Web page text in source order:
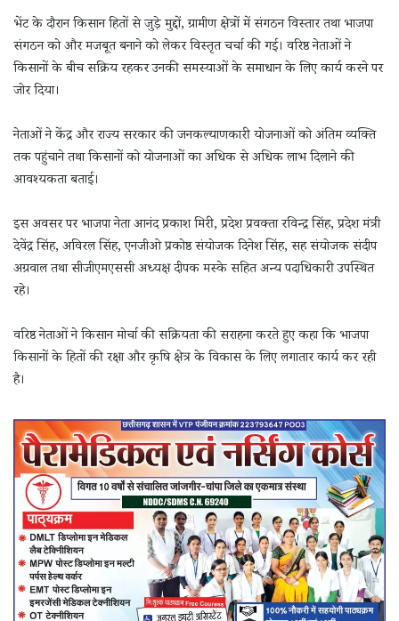
भेंट के दौरान किसान हितों से जुड़े मुद्दों, ग्रामीण क्षेत्रों में संगठन विस्तार तथा भाजपा
संगठन को और मजबूत बनाने को लेकर विस्तृत चर्चा की गई। वरिष्ठ नेताओं ने
किसानों के बीच सक्रिय रहकर उनकी समस्याओं के समाधान के लिए कार्य करने पर
जोर दिया।
नेताओं ने केंद्र और राज्य सरकार की जनकल्याणकारी योजनाओं को अंतिम व्यक्ति
तक पहुंचाने तथा किसानों को योजनाओं का अधिक से अधिक लाभ दिलाने की
आवश्यकता बताई।
इस अवसर पर भाजपा नेता आनंद प्रकाश मिरी, प्रदेश प्रवक्ता रविन्द्र सिंह, प्रदेश मंत्री
देवेंद्र सिंह, अविरल सिंह, एनजीओ प्रकोष्ठ संयोजक दिनेश सिंह, सह संयोजक संदीप
अग्रवाल तथा सीजीएमएससी अध्यक्ष दीपक मस्के सहित अन्य पदाधिकारी उपस्थित
रहे।
वरिष्ठ नेताओं ने किसान मोर्चा की सक्रियता की सराहना करते हुए कहा कि भाजपा
किसानों के हितों की रक्षा और कृषि क्षेत्र के विकास के लिए लगातार कार्य कर रही
है।